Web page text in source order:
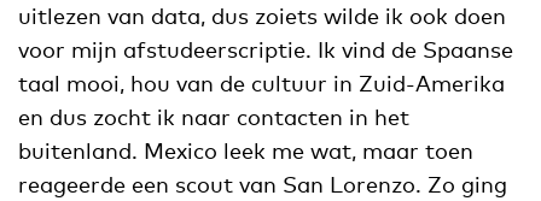
uitlezen van data, dus zoiets wilde ik ook doen
voor mijn afstudeerscriptie. Ik vind de Spaanse
taal mooi, hou van de cultuur in Zuid-Amerika
en dus zocht ik naar contacten in het
buitenland. Mexico leek me wat, maar toen
reageerde een scout van San Lorenzo. Zo ging